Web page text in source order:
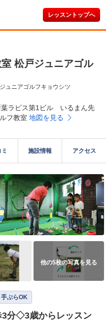
レッスントップへ
松戸ジュニアゴル
ュニアゴルフキョウシツ
ラピス第1ビル いるまん先
フ教室 地図を見る
施設情報 アクセス
他の5枚の写真を見る
手ぶらOK
3分◇3歳からレッスン